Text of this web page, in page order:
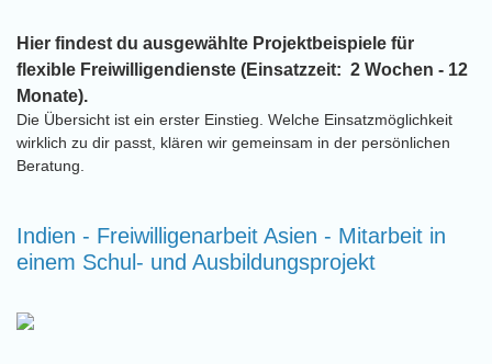
Hier findest du ausgewählte Projektbeispiele für
flexible Freiwilligendienste (Einsatzzeit: 2 Wochen - 12
Monate).
Die Übersicht ist ein erster Einstieg. Welche Einsatzmöglichkeit
wirklich zu dir passt, klären wir gemeinsam in der persönlichen
Beratung.
Indien - Freiwilligenarbeit Asien - Mitarbeit in
einem Schul- und Ausbildungsprojekt